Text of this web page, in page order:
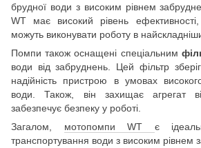
брудної води з високим рівнем
WT має високий рівень
можуть виконувати роботу в
Помпи також оснащені спеціальним
води від забруднень. Цей фільтр
надійність пристрою в умовах
води. Також, він захищає агрегат
забезпечує безпеку у роботі.
Загалом, мотопомпи WT є
транспортування води з високим рівнем